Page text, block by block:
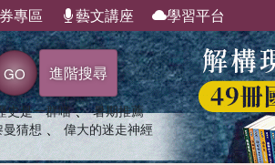
專區 藝文講座 學習平台
GO 進階搜尋
史是一群喵 、 暑期推薦
猜想 、 偉大的迷走神經